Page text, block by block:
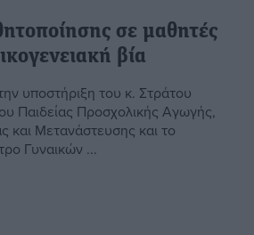
σε μαθητές
βία
υποστήριξη του κ. Στράτου
Παιδείας Προσχολικής Αγωγής,
και Μετανάστευσης και το
Γυναικών ...